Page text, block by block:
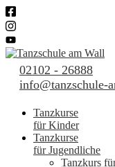
02102 - 26888
info@tanzschule-
Tanzkurse
für Kinder
Tanzkurse
für Jugendliche
Tanzkurs